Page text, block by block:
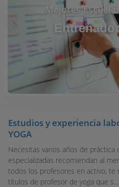
Mejores
Estudios y experiencia
YOGA
Necesitas varios años de práctica
especializadas recomiendan al
todos los profesores en activo, te
títulos de profesor de yoga que s...